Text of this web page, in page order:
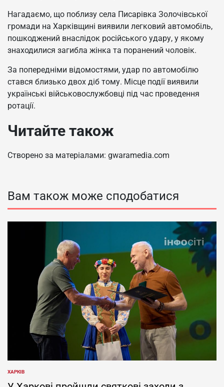
Нагадаємо, що поблизу села Писарівка Золочівської
громади на Харківщині виявили легковий автомобіль,
пошкоджений внаслідок російського удару, у якому
знаходилися загибла жінка та поранений чоловік.
За попередніми відомостями, удар по автомобілю
стався близько двох діб тому. Місце події виявили
українські військовослужбовці під час проведення
ротації.
Читайте також
Створено за матеріалами: gwaramedia.com
Вам також може сподобатися
ОПУБЛІКУВАТИ
У
ХАРКІВ